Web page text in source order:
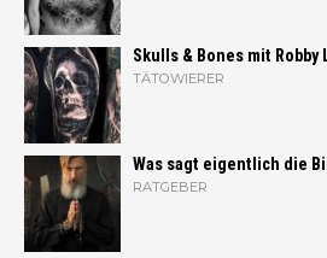
Skulls & Bones mit Robby
TÄTOWIERER
Was sagt eigentlich die
RATGEBER